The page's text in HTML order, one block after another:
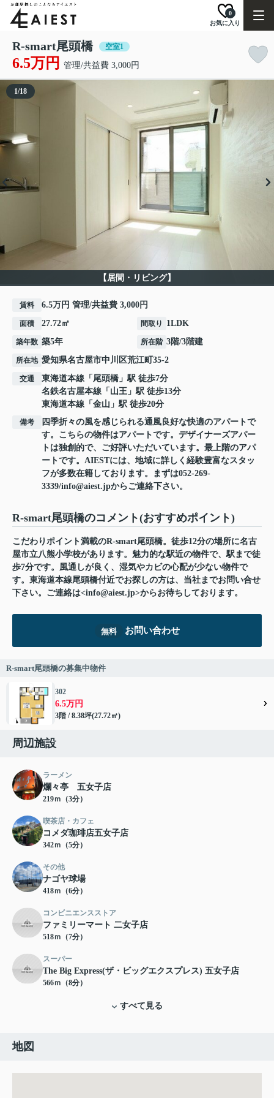
お気に入り
0
R-smart尾頭橋 空室1
6.5万円 管理/共益費 3,000円
【居間・リビング】
1/18
賃料 6.5万円 管理/共益費 3,000円
面積 27.72㎡ 間取り 1LDK
築年数 築5年 所在階 3階/3階建
所在地 愛知県名古屋市中川区荒江町 35-2
交通 東海道本線 「 尾頭橋 」駅 徒歩7分
名鉄名古屋本線 「 山王 」駅 徒歩13分
東海道本線 「 金山 」駅 徒歩20分
備考
四季折々の風を感じられる通風良好な快適のアパートで
す。こちらの物件はアパートです。デザイナーズアパー
トは独創的で、ご好評いただいています。最上階のアパ
ートです。AIESTには、地域に詳しく経験豊富なスタッ
フが多数在籍しております。まずは052-269-
3339/info@aiest.jpからご連絡下さい。
R-smart尾頭橋のコメント(おすすめポイント)
こだわりポイント満載のR-smart尾頭橋。徒歩12分の場所に名古
屋市立八熊小学校があります。魅力的な駅近の物件で、駅まで徒
歩7分です。風通しが良く、湿気やカビの心配が少ない物件で
す。東海道本線尾頭橋付近でお探しの方は、当社までお問い合せ
下さい。ご連絡は<info@aiest.jp>からお待ちしております。
無料 お問い合わせ
R-smart尾頭橋の募集中物件
302
6.5万円
3階 / 8.38坪(27.72㎡)
周辺施設
ラーメン
爛々亭 五女子店
219ｍ（3分）
喫茶店・カフェ
コメダ珈琲店五女子店
342ｍ（5分）
その他
ナゴヤ球場
418ｍ（6分）
コンビニエンスストア
ファミリーマート 二女子店
518ｍ（7分）
スーパー
The Big Express(ザ・ビッグエクスプレス) 五女子店
566ｍ（8分）
すべて見る
地図